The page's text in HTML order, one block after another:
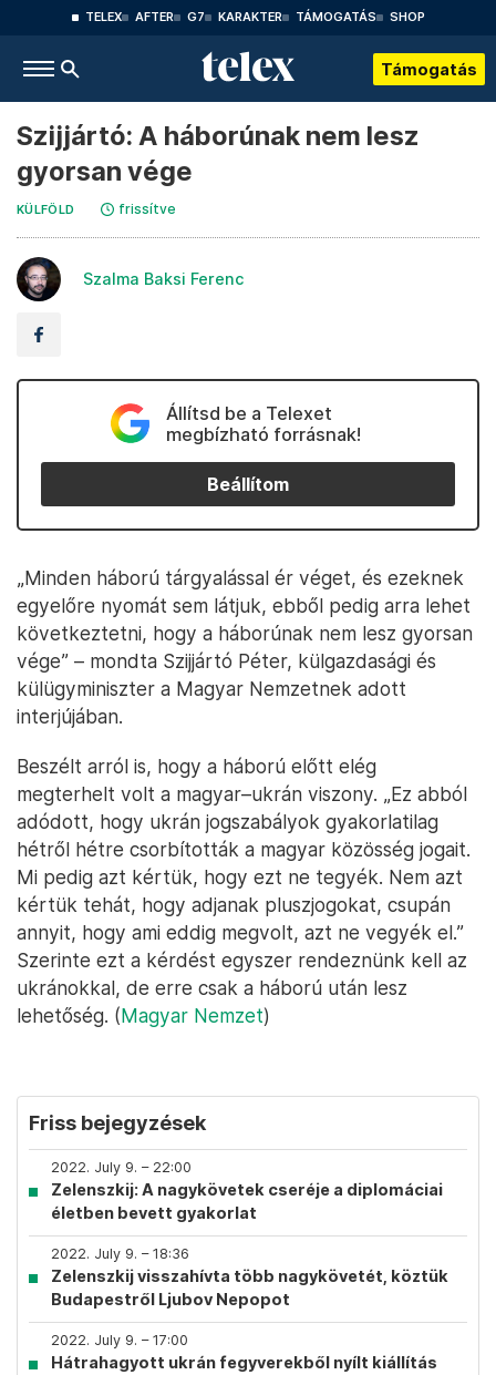
TELEX AFTER G7 KARAKTER TÁMOGATÁS SHOP
Támogatás
Szijjártó: A háborúnak nem lesz
gyorsan vége
KÜLFÖLD frissítve
Szalma Baksi Ferenc
Állítsd be a Telexet
megbízható forrásnak!
Beállítom
„Minden háború tárgyalással ér véget, és ezeknek
egyelőre nyomát sem látjuk, ebből pedig arra lehet
következtetni, hogy a háborúnak nem lesz gyorsan
vége” – mondta Szijjártó Péter, külgazdasági és
külügyminiszter a Magyar Nemzetnek adott
interjújában.
Beszélt arról is, hogy a háború előtt elég
megterhelt volt a magyar–ukrán viszony. „Ez abból
adódott, hogy ukrán jogszabályok gyakorlatilag
hétről hétre csorbították a magyar közösség jogait.
Mi pedig azt kértük, hogy ezt ne tegyék. Nem azt
kértük tehát, hogy adjanak pluszjogokat, csupán
annyit, hogy ami eddig megvolt, azt ne vegyék el.”
Szerinte ezt a kérdést egyszer rendeznünk kell az
ukránokkal, de erre csak a háború után lesz
lehetőség. (Magyar Nemzet)
Friss bejegyzések
2022. July 9. – 22:00
Zelenszkij: A nagykövetek cseréje a diplomáciai
életben bevett gyakorlat
2022. July 9. – 18:36
Zelenszkij visszahívta több nagykövetét, köztük
Budapestről Ljubov Nepopot
2022. July 9. – 17:00
Hátrahagyott ukrán fegyverekből nyílt kiállítás